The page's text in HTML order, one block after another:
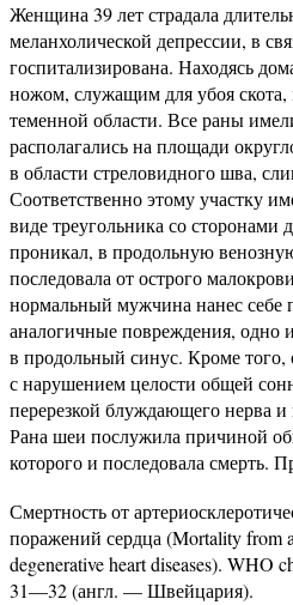
Женщина 39 лет страдала
меланхолической депрессии, в
госпитализирована. Находясь
ножом, служащим для убоя
теменной области. Все раны
располагались на площади
в области стреловидного шва,
Соответственно этому участку
виде треугольника со сторонами
проникал, в продольную
последовала от острого
нормальный мужчина нанес
аналогичные повреждения, одно
в продольный синус. Кроме
с нарушением целости общей
перерезкой блуждающего нерва
Рана шеи послужила причиной
которого и последовала смерть.
Смертность от
поражений сердца (Mortality from
degenerative heart diseases). WHO
31—32 (англ. — Швейцария).